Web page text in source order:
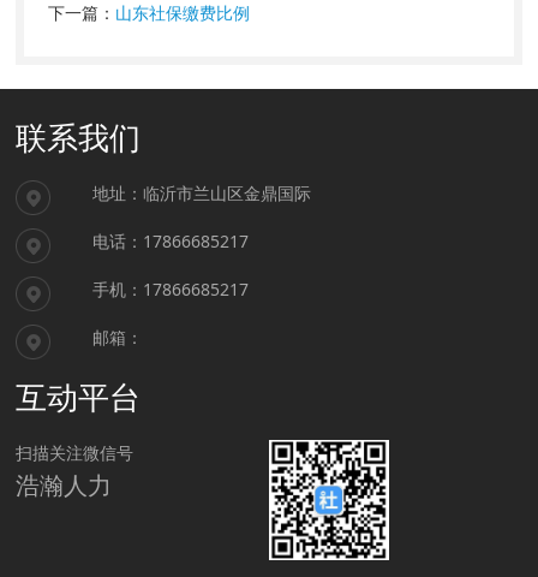
下一篇： 山东社保缴费比例
联系我们
地址：临沂市兰山区金鼎国际
电话：17866685217
手机：17866685217
邮箱：
互动平台
扫描关注微信号
浩瀚人力